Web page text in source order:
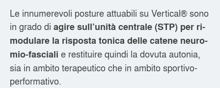
Le innumerevoli posture attuabili su Vertical® sono
in grado di agire sull’unità centrale (STP) per ri-
modulare la risposta tonica delle catene neuro-
mio-fasciali e restituire quindi la dovuta autonia,
sia in ambito terapeutico che in ambito sportivo-
performativo.